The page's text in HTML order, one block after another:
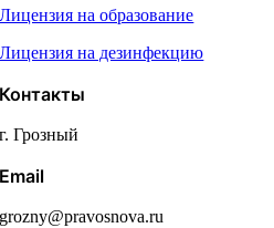
Лицензия на образование
Лицензия на дезинфекцию
Контакты
г. Грозный
Email
grozny@pravosnova.ru